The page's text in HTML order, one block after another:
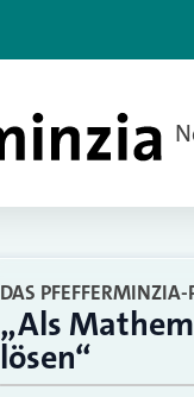
DAS
„Als
lösen“